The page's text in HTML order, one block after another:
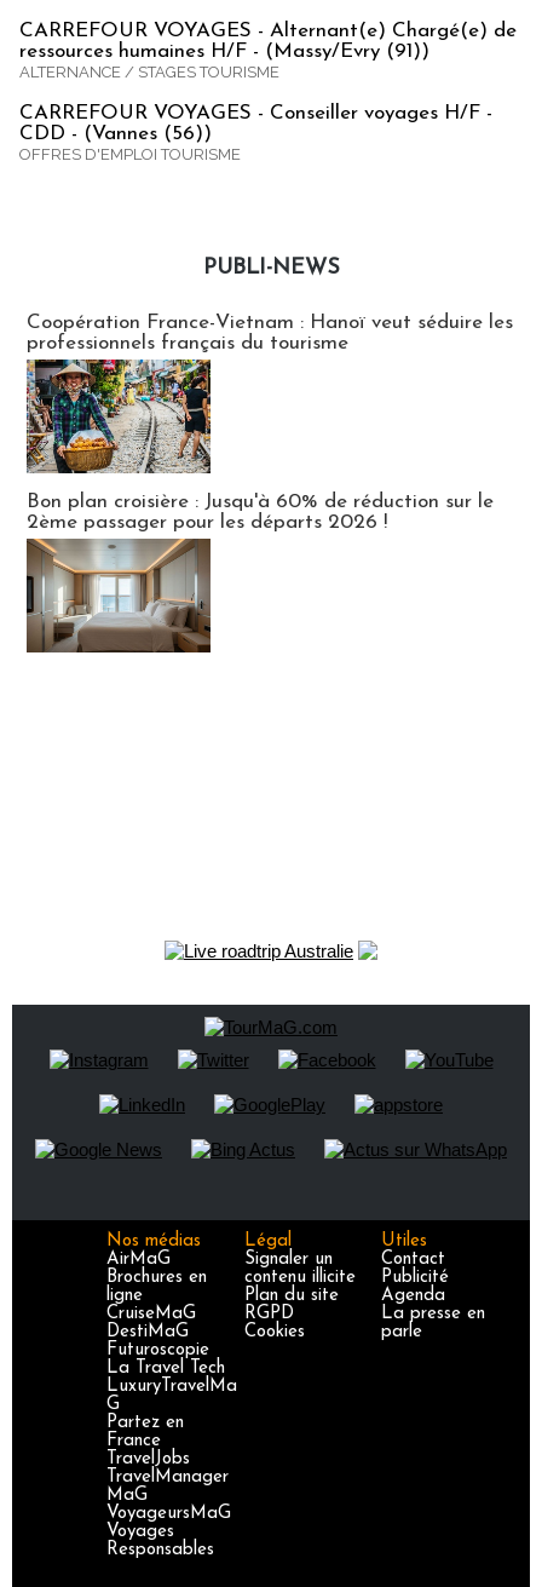
CARREFOUR VOYAGES - Alternant(e) Chargé(e) de
ressources humaines H/F - (Massy/Evry (91))
ALTERNANCE / STAGES TOURISME
CARREFOUR VOYAGES - Conseiller voyages H/F -
CDD - (Vannes (56))
OFFRES D'EMPLOI TOURISME
PUBLI-NEWS
Coopération France-Vietnam : Hanoï veut séduire les
professionnels français du tourisme
Bon plan croisière : Jusqu'à 60% de réduction sur le
2ème passager pour les départs 2026 !
Nos médias
AirMaG
Brochures en
ligne
CruiseMaG
DestiMaG
Futuroscopie
La Travel Tech
LuxuryTravelMa
G
Partez en
France
TravelJobs
TravelManager
MaG
VoyageursMaG
Voyages
Responsables
Légal
Signaler un
contenu illicite
Plan du site
RGPD
Cookies
Utiles
Contact
Publicité
Agenda
La presse en
parle